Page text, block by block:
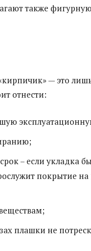
также
— это
отнести:
– если укладка
покрытие
плашки не